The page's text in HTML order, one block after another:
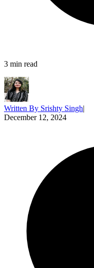
3 min read
Written By Srishty Singh|
December 12, 2024